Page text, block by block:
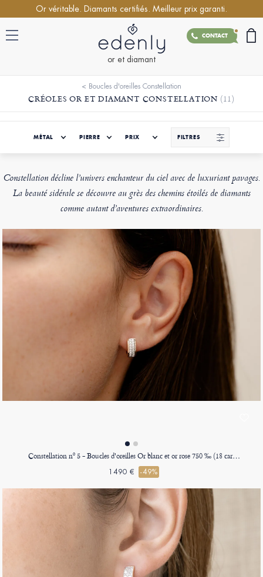
Or véritable. Diamants certifiés. Meilleur prix garanti.
CONTACT
or et diamant
< Boucles d'oreilles Constellation
CRÉOLES OR ET DIAMANT CONSTELLATION (11)
MÉTAL PIERRE PRIX FILTRES
Constellation décline l’univers enchanteur du ciel avec de luxuriant pavages.
La beauté sidérale se découvre au grès des chemins étoilés de diamants
comme autant d’aventures extraordinaires.
Constellation nº 5 - Boucles d'oreilles Or blanc et or rose 750 ‰ (18 carats)
1490 € -49%